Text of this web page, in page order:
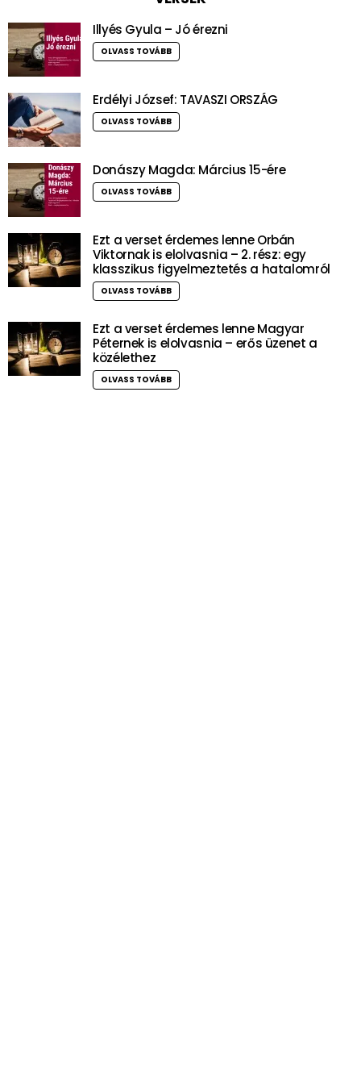
Illyés Gyula – Jó érezni
OLVASS TOVÁBB
Erdélyi József: TAVASZI ORSZÁG
OLVASS TOVÁBB
Donászy Magda: Március 15-ére
OLVASS TOVÁBB
Ezt a verset érdemes lenne Orbán
Viktornak is elolvasnia – 2. rész: egy
klasszikus figyelmeztetés a hatalomról
OLVASS TOVÁBB
Ezt a verset érdemes lenne Magyar
Péternek is elolvasnia – erős üzenet a
közélethez
OLVASS TOVÁBB